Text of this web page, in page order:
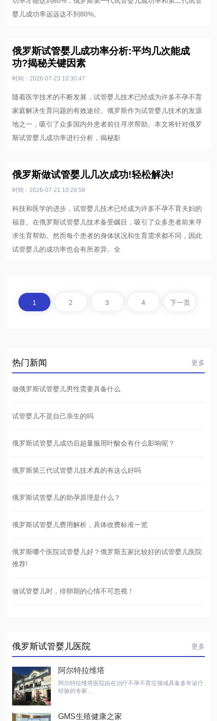
婴儿成功率远远达不到80%。
俄罗斯试管婴儿成功率分析:平均几次能成
功?揭秘关键因素
时间：2026-07-23 10:30:47
随着医学技术的不断发展，试管婴儿技术已经成为许多不孕不育
家庭解决生育问题的有效途径。俄罗斯作为试管婴儿技术的发源
地之一，吸引了众多国内外患者前往寻求帮助。本文将针对俄罗
斯试管婴儿成功率进行分析，揭秘影
俄罗斯做试管婴儿几次成功!轻松解决!
时间：2026-07-21 10:28:58
科技和医学的进步，试管婴儿技术已经成为许多不孕不育夫妇的
福音。在俄罗斯试管婴儿技术备受瞩目，吸引了众多患者前来寻
求生育帮助。然而每个患者的身体状况和生育需求都不同，因此
试管婴儿的成功率也会有所差异。全
1 2 3 4 下一页
热门新闻 更多
做俄罗斯试管婴儿男性需要具备什么
试管婴儿不是自己亲生的吗
俄罗斯试管婴儿成功后超量服用叶酸会有什么影响呢？
俄罗斯第三代试管婴儿技术真的有这么好吗
俄罗斯试管婴儿的助孕原理是什么？
俄罗斯试管婴儿费用解析，具体收费标准一览
俄罗斯哪个医院试管婴儿好？俄罗斯五家比较好的试管婴儿医院
推荐!
做试管婴儿时，排卵期的心情不可忽视！
俄罗斯试管婴儿医院 更多
阿尔特拉维塔
阿尔特拉维塔医院由在治疗不孕不育症领域具备多年诊疗
经验的专家…
GMS生殖健康之家